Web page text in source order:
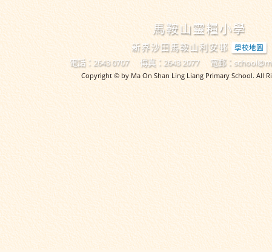
馬鞍山靈糧小學
新界沙田馬鞍山利安邨 學校地圖
電話：2643 0707 傳真：2643 2077 電郵：
Copyright © by Ma On Shan Ling Liang Primary School. All